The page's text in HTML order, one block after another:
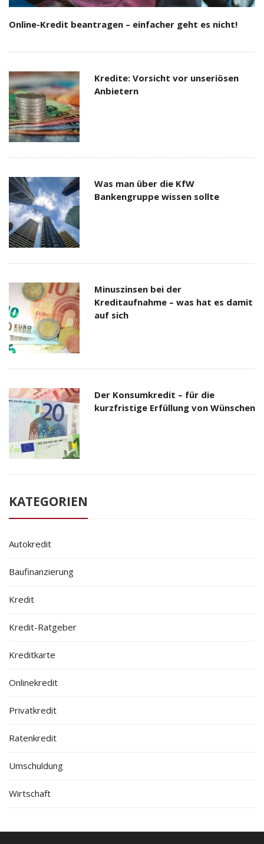
Online-Kredit beantragen – einfacher geht es nicht!
Kredite: Vorsicht vor unseriösen
Anbietern
Was man über die KfW
Bankengruppe wissen sollte
Minuszinsen bei der
Kreditaufnahme – was hat es damit
auf sich
Der Konsumkredit – für die
kurzfristige Erfüllung von Wünschen
KATEGORIEN
Autokredit
Baufinanzierung
Kredit
Kredit-Ratgeber
Kreditkarte
Onlinekredit
Privatkredit
Ratenkredit
Umschuldung
Wirtschaft